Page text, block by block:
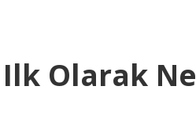
Olarak Ne